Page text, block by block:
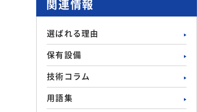
関連情報
選ばれる理由
保有設備
技術コラム
用語集